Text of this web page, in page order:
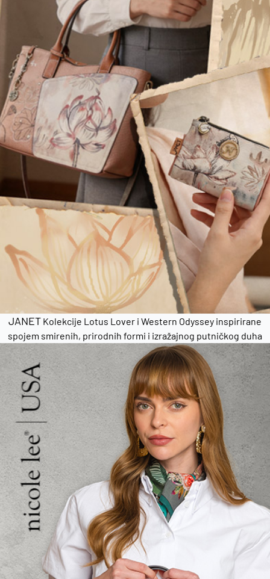
JANET Kolekcije Lotus Lover i Western Odyssey inspirirane
spojem smirenih, prirodnih formi i izražajnog putničkog duha